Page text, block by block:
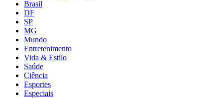
Brasil
DF
SP
MG
Mundo
Entretenimento
Vida & Estilo
Saúde
Ciência
Esportes
Especiais